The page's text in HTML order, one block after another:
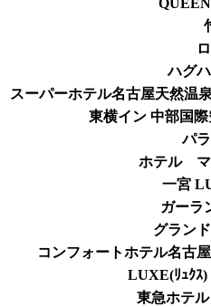
ハグ
スーパーホテル名古屋天然温
東横イン 中部国際
パ
ホテル
一宮
ガーラ
グラン
コンフォートホテル名古
LUXE(ﾘｭｸｽ)
東急ホテル